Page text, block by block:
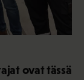
ovat tässä